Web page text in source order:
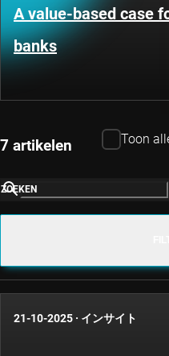
A value-based case
banks
7 artikelen Toon
ZOEKEN
21-10-2025 · インサイト